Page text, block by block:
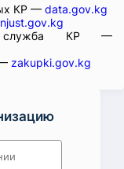
КР — data.gov.kg
служба КР —
zakupki.gov.kg